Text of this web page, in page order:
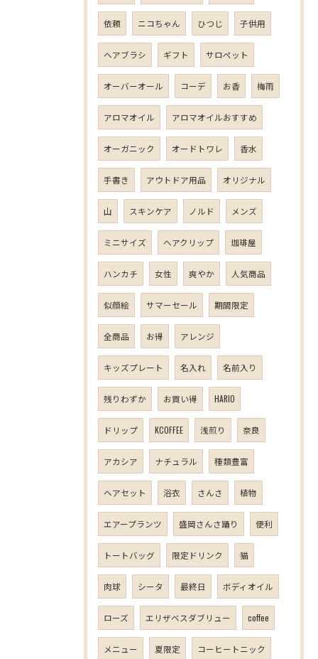
依頼 ニコちゃん ひつじ 子供用
ヘアブラシ ギフト サロペット
オーバーオール コーデ お香 梅雨
アロマオイル アロマオイルおすすめ
オーガニック オードトワレ 香水
手書き アウトドア用品 オリジナル
山 スキンケア ノルド メンズ
ミニサイズ ヘアクリップ 珈琲屋
ハンカチ 女性 爽やか 人気商品
似顔絵 サマーセール 期間限定
全商品 お得 アレンジ
キッズプレート 名入れ 名前入り
残りわずか お買い得 HARIO
ドリップ KCOFFEE 浅煎り 奈良
アカシア ナチュラル 種類豊富
ヘアセット 浴衣 さんさ 植物
エアープランツ 盛岡さんさ踊り 便利
トートバッグ 限定ドリンク 猫
肉球 シータ 最終日 ボディオイル
ローズ エリザベスダブリュー coffee
メニュー 夏限定 コーヒートニック